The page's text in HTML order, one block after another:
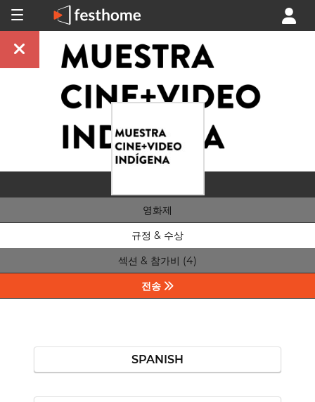
영화제
규정 & 수상
섹션 & 참가비 (4)
전송
SPANISH